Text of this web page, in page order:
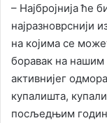
– Најбројнија ће
најразноврснији
на којима се
боравак на
активнијег
купалишта,
посљедњим